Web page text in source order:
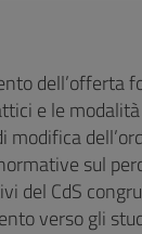
e le
modifica
sul
del CdS
verso gli